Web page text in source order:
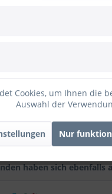
Rot
Seiten beschriftet
haben sich ebenfalls
Cookies, um Ihnen die
Auswahl der
Nur